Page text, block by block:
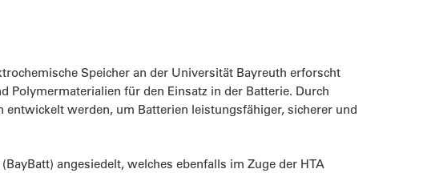
Speicher an der Universität Bayreuth erforscht
Polymermaterialien für den Einsatz in der Batterie. Durch
werden, um Batterien leistungsfähiger, sicherer und
angesiedelt, welches ebenfalls im Zuge der HTA